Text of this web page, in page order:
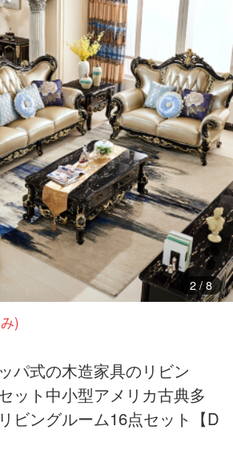
2/ 8
)
パ式の木造家具のリビン
ット中小型アメリカ古典多
ビングルーム16点セット【D